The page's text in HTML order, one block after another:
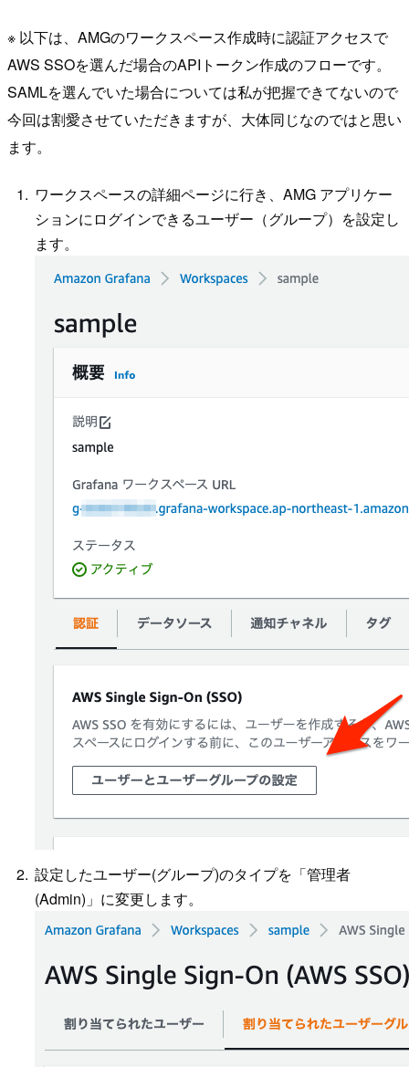
※ 以下は、AMGのワークスペース作成時に認証アクセスで
AWS SSOを選んだ場合のAPIトークン作成のフローです。
SAMLを選んでいた場合については私が把握できてないので
今回は割愛させていただきますが、大体同じなのではと思い
ます。
ワークスペースの詳細ページに行き、AMG アプリケー
ションにログインできるユーザー（グループ）を設定し
ます。
設定したユーザー(グループ)のタイプを「管理者
(Admin)」に変更します。